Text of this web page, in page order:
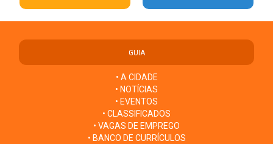
GUIA
• A CIDADE
• NOTÍCIAS
• EVENTOS
• CLASSIFICADOS
• VAGAS DE EMPREGO
• BANCO DE CURRÍCULOS